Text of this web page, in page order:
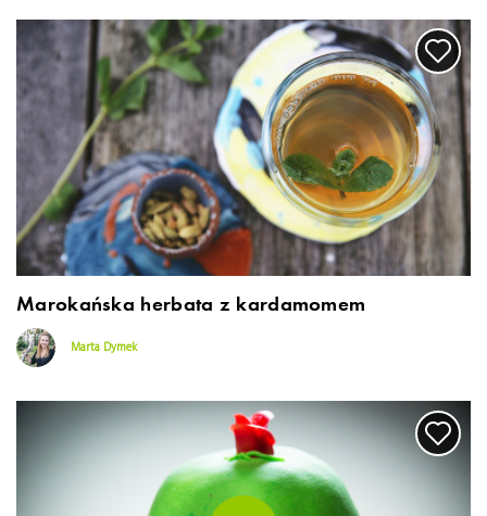
Marokańska herbata z kardamomem
Marta Dymek